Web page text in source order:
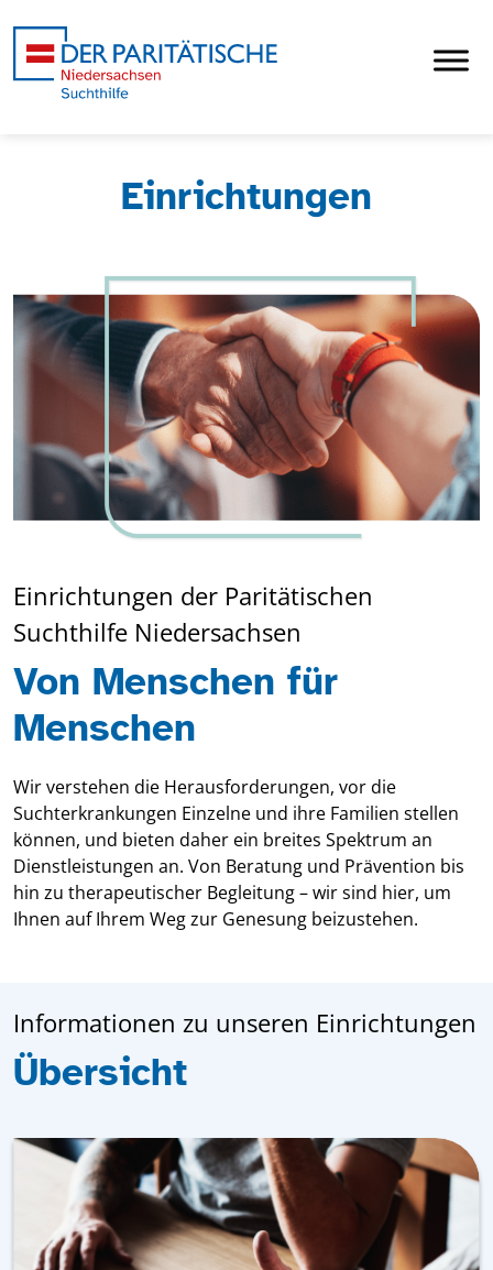
Einrichtungen
Einrichtungen der Paritätischen
Suchthilfe Niedersachsen
Von Menschen für
Menschen
Wir verstehen die Herausforderungen, vor die
Suchterkrankungen Einzelne und ihre Familien stellen
können, und bieten daher ein breites Spektrum an
Dienstleistungen an. Von Beratung und Prävention bis
hin zu therapeutischer Begleitung – wir sind hier, um
Ihnen auf Ihrem Weg zur Genesung beizustehen.
Informationen zu unseren Einrichtungen
Übersicht